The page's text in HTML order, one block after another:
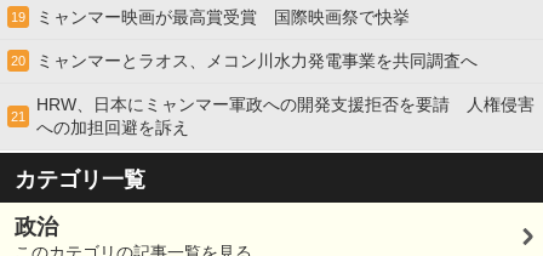
19 ミャンマー映画が最高賞受賞 国際映画祭で快挙
20 ミャンマーとラオス、メコン川水力発電事業を共同調査へ
21
HRW、日本にミャンマー軍政への開発支援拒否を要請 人権侵害
への加担回避を訴え
カテゴリ一覧
政治